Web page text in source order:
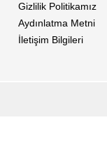
Gizlilik Politikamız
Aydınlatma Metni
İletişim Bilgileri